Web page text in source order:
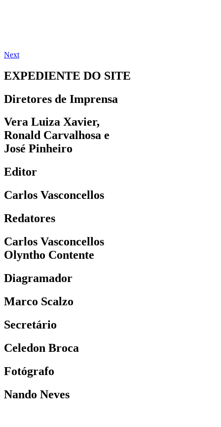
Next
EXPEDIENTE DO SITE
Diretores de Imprensa
Vera Luiza Xavier,
Ronald Carvalhosa e
José Pinheiro
Editor
Carlos Vasconcellos
Redatores
Carlos Vasconcellos
Olyntho Contente
Diagramador
Marco Scalzo
Secretário
Celedon Broca
Fotógrafo
Nando Neves